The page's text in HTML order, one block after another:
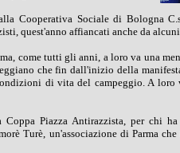
Cooperativa Sociale di Bologna
quest'anno affiancati anche da
come tutti gli anni, a loro va una
che fin dall'inizio della
di vita del campeggio. A loro
Piazza Antirazzista, per chi
Turè, un'associazione di Parma